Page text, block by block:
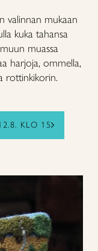
valinnan mukaan
kuka tahansa
muassa
harjoja, ommella,
rottinkikorin.
KLO 15